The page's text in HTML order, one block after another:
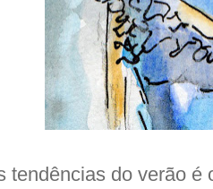
tendências do verão é